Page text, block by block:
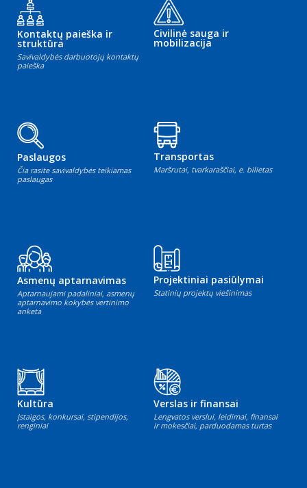
Kontaktų paieška ir
struktūra
Savivaldybės darbuotojų kontaktų
paieška
Civilinė sauga ir
mobilizacija
Paslaugos
Čia rasite savivaldybės teikiamas
paslaugas
Transportas
Maršrutai, tvarkaraščiai, e. bilietas
Asmenų aptarnavimas
Aptarnaujami padaliniai, asmenų
aptarnavimo kokybės vertinimo
anketa
Projektiniai pasiūlymai
Statinių projektų viešinimas
Kultūra
Įstaigos, konkursai, stipendijos,
renginiai
Verslas ir finansai
Lengvatos verslui, leidimai, finansai
ir mokesčiai, parduodamas turtas